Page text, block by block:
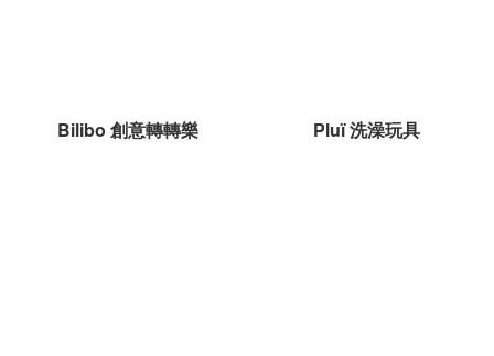
Bilibo 創意轉轉樂 Pluï 洗澡玩具